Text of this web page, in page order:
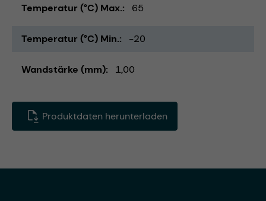
Temperatur (°C) Max. 65
Temperatur (°C) Min. -20
Wandstärke (mm) 1,00
Produktdaten herunterladen